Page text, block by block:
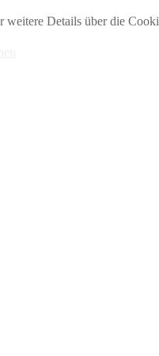
Details über die